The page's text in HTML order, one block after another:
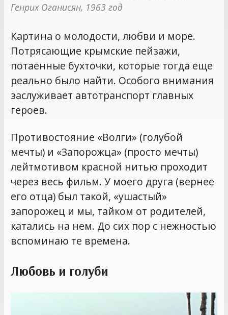
Генрих Оганисян, 1963 год
Картина о молодости, любви и море.
Потрясающие крымские пейзажи,
потаенные бухточки, которые тогда еще
реально было найти. Особого внимания
заслуживает автотранспорт главных
героев.
Противостояние «Волги» (голубой
мечты) и «Запорожца» (просто мечты)
лейтмотивом красной нитью проходит
через весь фильм. У моего друга (вернее
его отца) был такой, «ушастый»
запорожец и мы, тайком от родителей,
катались на нем. До сих пор с нежностью
вспоминаю те времена.
Любовь и голуби